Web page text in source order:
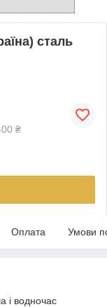
сталь
₴
Оплата Умови
і водночас